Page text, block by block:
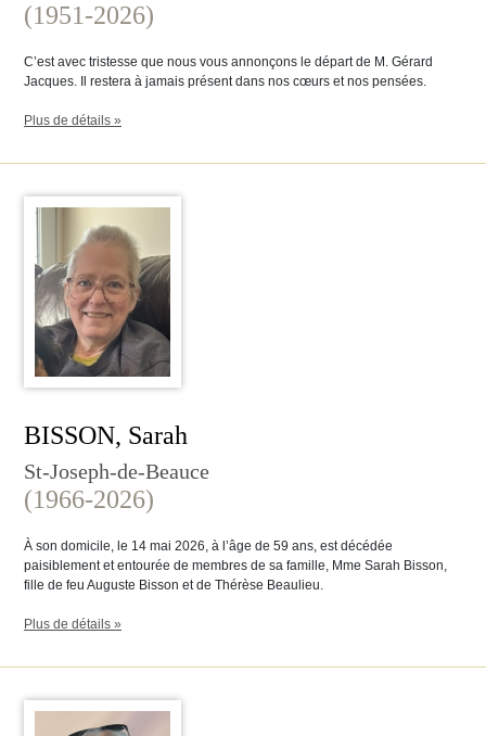
(1951-2026)
C’est avec tristesse que nous vous annonçons le départ de M. Gérard
Jacques. Il restera à jamais présent dans nos cœurs et nos pensées.
Plus de détails »
BISSON, Sarah
St-Joseph-de-Beauce
(1966-2026)
À son domicile, le 14 mai 2026, à l’âge de 59 ans, est décédée
paisiblement et entourée de membres de sa famille, Mme Sarah Bisson,
fille de feu Auguste Bisson et de Thérèse Beaulieu.
Plus de détails »